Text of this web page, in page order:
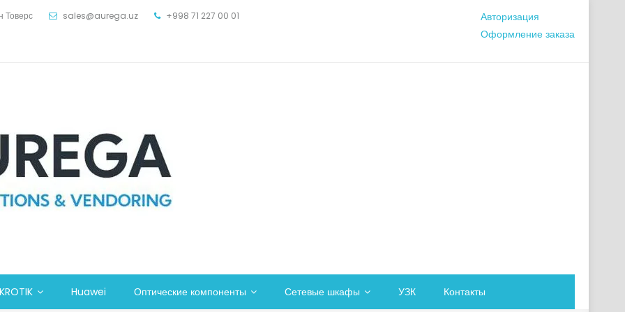
Товерс sales@aurega.uz +998 71 227 00 01
Авторизация
Оформление заказа
Huawei Оптические компоненты Сетевые шкафы УЗК Контакты